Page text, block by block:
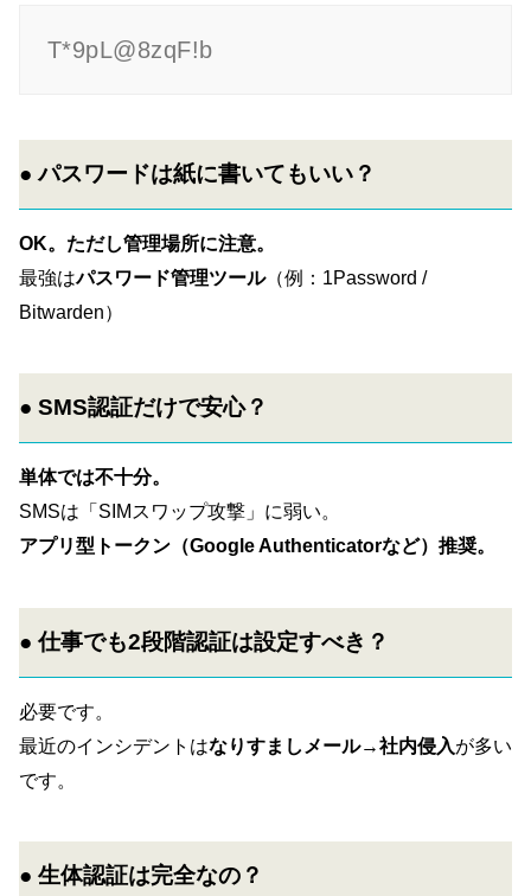
T*9pL@8zqF!b
● パスワードは紙に書いてもいい？
OK。ただし管理場所に注意。
最強はパスワード管理ツール（例：1Password /
Bitwarden）
● SMS認証だけで安心？
単体では不十分。
SMSは「SIMスワップ攻撃」に弱い。
アプリ型トークン（Google Authenticatorなど）推奨。
● 仕事でも2段階認証は設定すべき？
必要です。
最近のインシデントはなりすましメール→社内侵入が多い
です。
● 生体認証は完全なの？